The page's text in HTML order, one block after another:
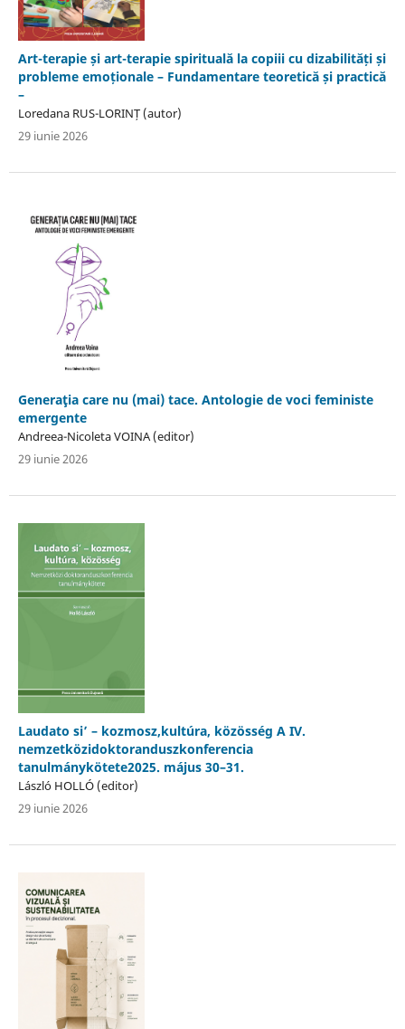
Art-terapie și art-terapie spirituală la copiii cu dizabilități și
probleme emoționale – Fundamentare teoretică și practică
–
Loredana RUS-LORINȚ (autor)
29 iunie 2026
Generaţia care nu (mai) tace. Antologie de voci feministe
emergente
Andreea-Nicoleta VOINA (editor)
29 iunie 2026
Laudato si’ – kozmosz,kultúra, közösség A IV.
nemzetközidoktoranduszkonferencia
tanulmánykötete2025. május 30–31.
László HOLLÓ (editor)
29 iunie 2026